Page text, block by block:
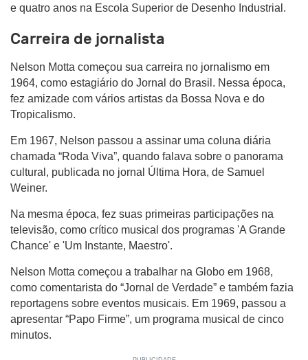
e quatro anos na Escola Superior de Desenho Industrial.
Carreira de jornalista
Nelson Motta começou sua carreira no jornalismo em
1964, como estagiário do Jornal do Brasil. Nessa época,
fez amizade com vários artistas da Bossa Nova e do
Tropicalismo.
Em 1967, Nelson passou a assinar uma coluna diária
chamada “Roda Viva”, quando falava sobre o panorama
cultural, publicada no jornal Última Hora, de Samuel
Weiner.
Na mesma época, fez suas primeiras participações na
televisão, como crítico musical dos programas 'A Grande
Chance' e 'Um Instante, Maestro'.
Nelson Motta começou a trabalhar na Globo em 1968,
como comentarista do “Jornal de Verdade” e também fazia
reportagens sobre eventos musicais. Em 1969, passou a
apresentar “Papo Firme”, um programa musical de cinco
minutos.